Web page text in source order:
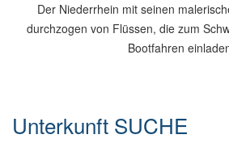
Der Niederrhein mit seinen
durchzogen von Flüssen, die zum
Bootfahren
Unterkunft SUCHE